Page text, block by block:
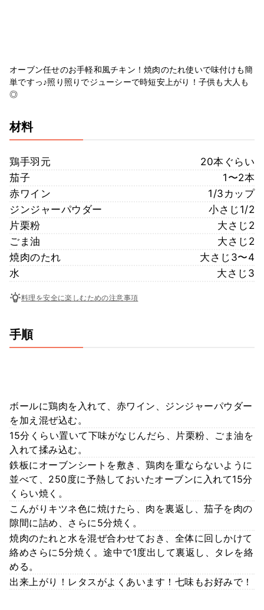
オーブン任せのお手軽和風チキン！焼肉のたれ使いで味付けも簡
単ですっ♪照り照りでジューシーで時短安上がり！子供も大人も
◎
材料
鶏手羽元
20本ぐらい
茄子
1〜2本
赤ワイン
1/3カップ
ジンジャーパウダー
小さじ1/2
片栗粉
大さじ2
ごま油
大さじ2
焼肉のたれ
大さじ3〜4
水
大さじ3
料理を安全に楽しむための注意事項
手順
ボールに鶏肉を入れて、赤ワイン、ジンジャーパウダー
を加え混ぜ込む。
15分くらい置いて下味がなじんだら、片栗粉、ごま油を
入れて揉み込む。
鉄板にオーブンシートを敷き、鶏肉を重ならないように
並べて、250度に予熱しておいたオーブンに入れて15分
くらい焼く。
こんがりキツネ色に焼けたら、肉を裏返し、茄子を肉の
隙間に詰め、さらに5分焼く。
焼肉のたれと水を混ぜ合わせておき、全体に回しかけて
絡めさらに5分焼く。途中で1度出して裏返し、タレを絡
める。
出来上がり！レタスがよくあいます！七味もお好みで！